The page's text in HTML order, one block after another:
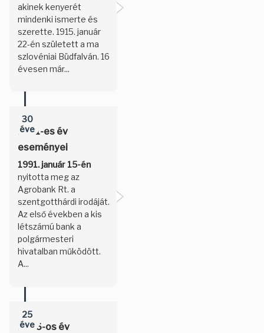
akinek kenyerét
mindenki ismerte és
szerette. 1915. január
22-én született a ma
szlovéniai Büdfalván. 16
évesen már...
30
éve
1991-es év
eseményei
1991. január 15-én
nyitotta meg az
Agrobank Rt. a
szentgotthárdi irodáját.
Az első években a kis
létszámú bank a
polgármesteri
hivatalban működött.
A...
25
éve
1996-os év